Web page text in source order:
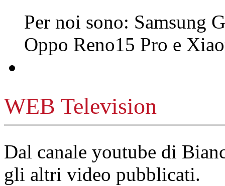
Per noi sono: Samsung
Oppo Reno15 Pro e
WEB Television
Dal canale youtube di
gli altri video pubblicati.